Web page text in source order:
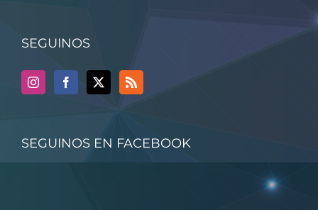
SEGUINOS
SEGUINOS EN FACEBOOK